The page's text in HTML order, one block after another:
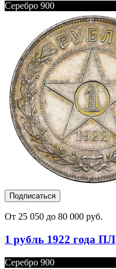
Серебро 900
Подписаться
От 25 050 до 80 000 руб.
1 рубль 1922 года ПЛ
Серебро 900